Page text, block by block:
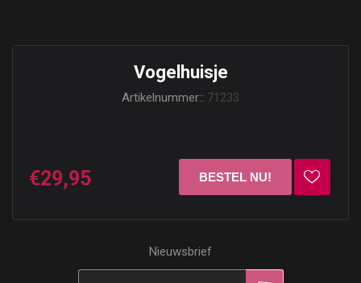
Vogelhuisje
Artikelnummer:: 71233
€29,95
Nieuwsbrief